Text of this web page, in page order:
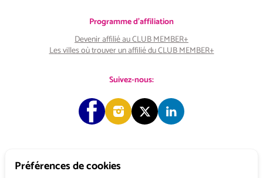
Préférences de cookies
Programme d'affiliation
Devenir affilié au CLUB MEMBER+
Les villes où trouver un affilié du CLUB MEMBER+
Suivez-nous:
Copyright © 2026 Choose & Work. Tous droits réservés.